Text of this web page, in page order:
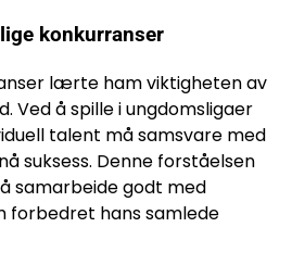
konkurranser
lærte ham viktigheten av
Ved å spille i ungdomsligaer
talent må samsvare med
suksess. Denne forståelsen
samarbeide godt med
forbedret hans samlede